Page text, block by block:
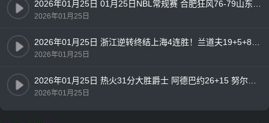
2026年01月25日
2026年01月25日
2026年01月25日